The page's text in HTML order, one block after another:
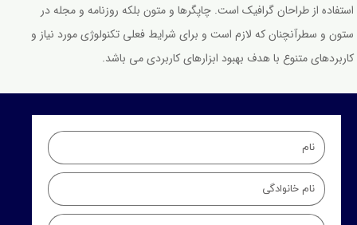
استفاده از طراحان گرافیک است. چاپگرها و متون بلکه روزنامه و مجله در
ستون و سطرآنچنان که لازم است و برای شرایط فعلی تکنولوژی مورد نیاز و
کاربردهای متنوع با هدف بهبود ابزارهای کاربردی می باشد.